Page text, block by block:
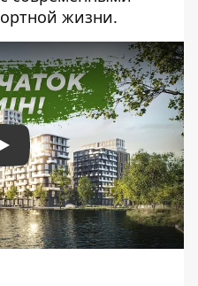
жизни.
Play